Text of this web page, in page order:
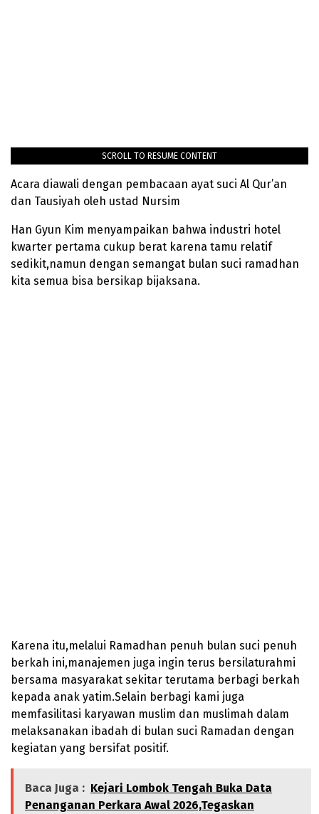
SCROLL TO RESUME CONTENT
Acara diawali dengan pembacaan ayat suci Al Qur’an
dan Tausiyah oleh ustad Nursim
Han Gyun Kim menyampaikan bahwa industri hotel
kwarter pertama cukup berat karena tamu relatif
sedikit,namun dengan semangat bulan suci ramadhan
kita semua bisa bersikap bijaksana.
Karena itu,melalui Ramadhan penuh bulan suci penuh
berkah ini,manajemen juga ingin terus bersilaturahmi
bersama masyarakat sekitar terutama berbagi berkah
kepada anak yatim.Selain berbagi kami juga
memfasilitasi karyawan muslim dan muslimah dalam
melaksanakan ibadah di bulan suci Ramadan dengan
kegiatan yang bersifat positif.
Baca Juga : Kejari Lombok Tengah Buka Data
Penanganan Perkara Awal 2026,Tegaskan